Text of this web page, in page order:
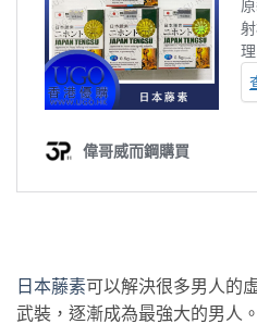
日本藤素可以解決很多男人的
武裝，逐漸成為最強大的男人